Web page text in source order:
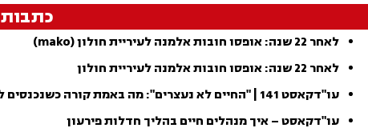
כתבות
לאחר 22 שנה: אופסו חובות אלמנה לעיריית חולון (mako)
לאחר 22 שנה: אופסו חובות אלמנה לעיריית חולון
עו"דקאסט 141 | "החיים לא נעצרים": מה באמת קורה כשנכנסים לחדלות פרעון? (mako)
עו"דקאסט – איך מנהלים חיים בהליך חדלות פירעון